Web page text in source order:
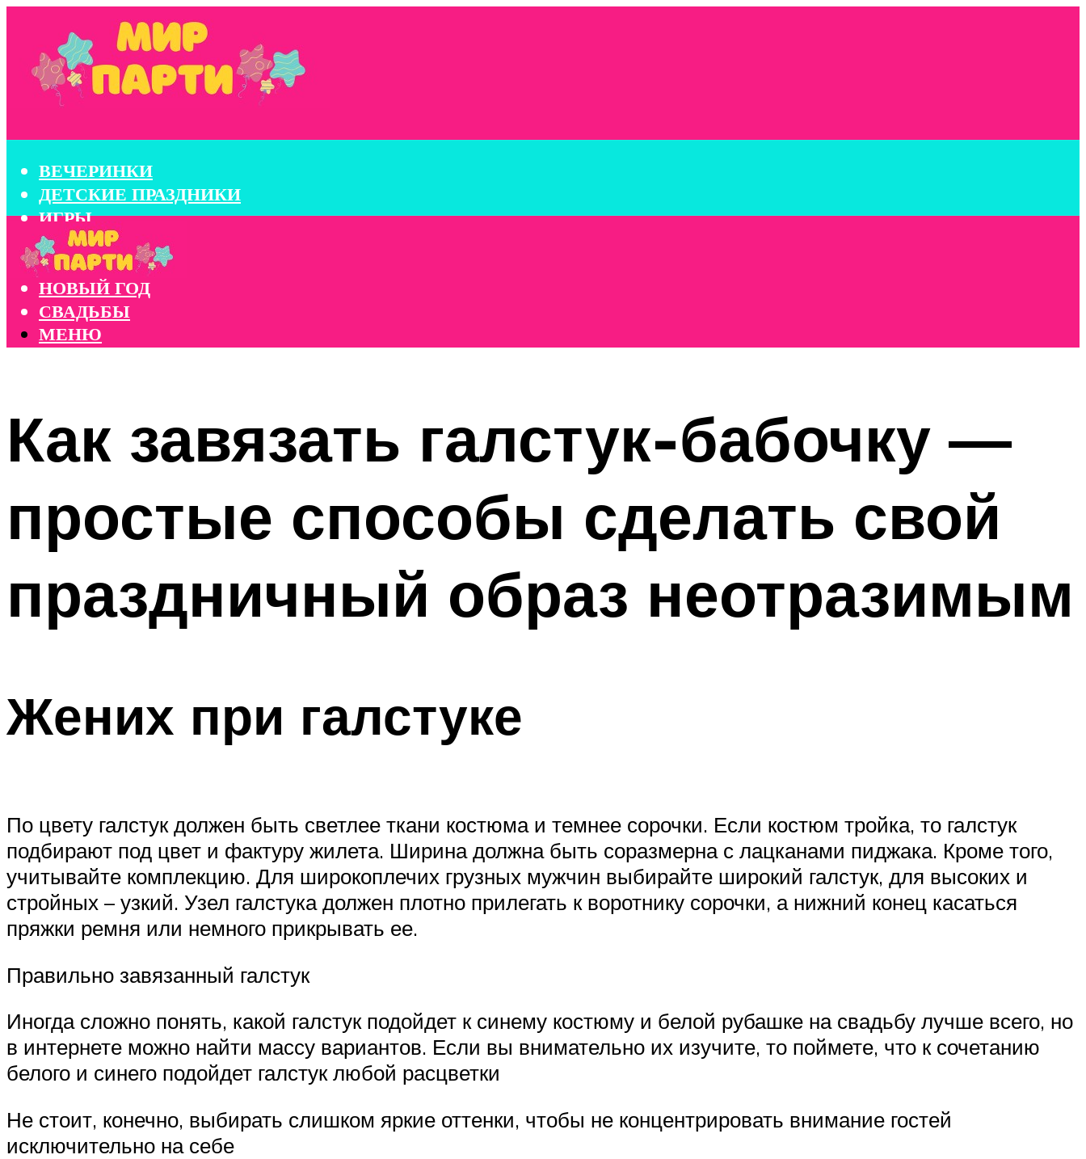
ВЕЧЕРИНКИ
ДЕТСКИЕ ПРАЗДНИКИ
ИГРЫ
КОНКУРСЫ
КОРПОРАТИВЫ
НОВЫЙ ГОД
СВАДЬБЫ
МЕНЮ
Как завязать галстук-бабочку —
простые способы сделать свой
праздничный образ неотразимым
Жених при галстуке
По цвету галстук должен быть светлее ткани костюма и темнее сорочки. Если костюм тройка, то галстук
подбирают под цвет и фактуру жилета. Ширина должна быть соразмерна с лацканами пиджака. Кроме того,
учитывайте комплекцию. Для широкоплечих грузных мужчин выбирайте широкий галстук, для высоких и
стройных – узкий. Узел галстука должен плотно прилегать к воротнику сорочки, а нижний конец касаться
пряжки ремня или немного прикрывать ее.
Правильно завязанный галстук
Иногда сложно понять, какой галстук подойдет к синему костюму и белой рубашке на свадьбу лучше всего, но
в интернете можно найти массу вариантов. Если вы внимательно их изучите, то поймете, что к сочетанию
белого и синего подойдет галстук любой расцветки
Не стоит, конечно, выбирать слишком яркие оттенки, чтобы не концентрировать внимание гостей
исключительно на себе